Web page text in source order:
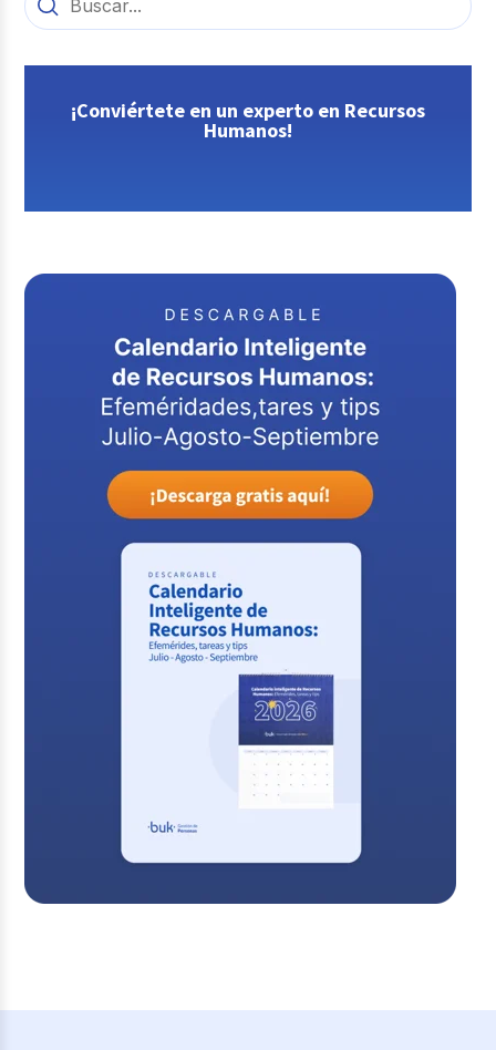
¡Conviértete en un experto en Recursos
Humanos!